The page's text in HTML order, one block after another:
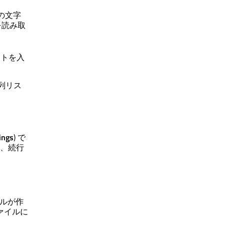
文字
み取
を入
リス
) で
続行
が作
イルに